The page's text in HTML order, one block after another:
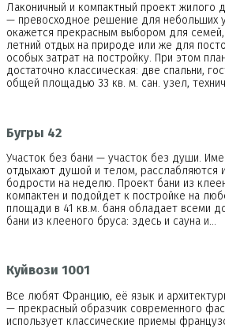
Лаконичный и компактный проект жилого
— превосходное решение для небольших
окажется прекрасным выбором для
летний отдых на природе или же для
особых затрат на постройку. При этом
достаточно классическая: две спальни,
общей площадью 33 кв. м. сан. узел,
Бугры 42
Участок без бани — участок без души.
отдыхают душой и телом, расслабляются
бодрости на неделю. Проект бани из
компактен и подойдет к постройке на
площади в 41 кв.м. баня обладает всеми
бани из клееного бруса: здесь и сауна и…
Куйвози 1001
Все любят Францию, её язык и
— прекрасный образчик современного
использует классические приемы